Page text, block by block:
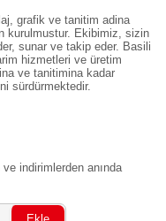
grafik ve tanitim adina
kurulmustur. Ekibimiz, sizin
sunar ve takip eder. Basili
hizmetleri ve üretim
ve tanitimina kadar
sürdürmektedir.
indirimlerden anında